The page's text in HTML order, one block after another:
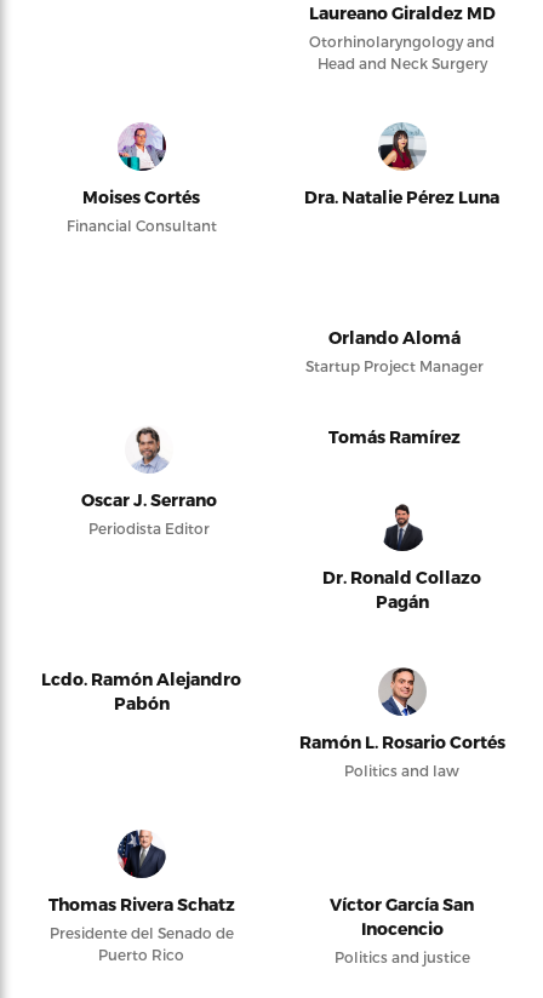
Laureano Giraldez MD
Otorhinolaryngology and
Head and Neck Surgery
Moises Cortés
Financial Consultant
Dra. Natalie Pérez Luna
Orlando Alomá
Startup Project Manager
Oscar J. Serrano
Periodista Editor
Tomás Ramírez
Dr. Ronald Collazo
Pagán
Lcdo. Ramón Alejandro
Pabón
Ramón L. Rosario Cortés
Politics and law
Thomas Rivera Schatz
Presidente del Senado de
Puerto Rico
Víctor García San
Inocencio
Politics and justice